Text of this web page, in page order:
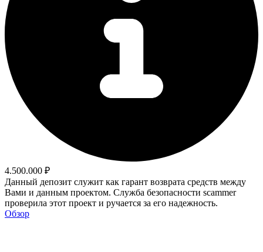
4.500.000 ₽
Данный депозит служит как гарант возврата средств между
Вами и данным проектом. Служба безопасности scammer
проверила этот проект и ручается за его надежность.
Обзор